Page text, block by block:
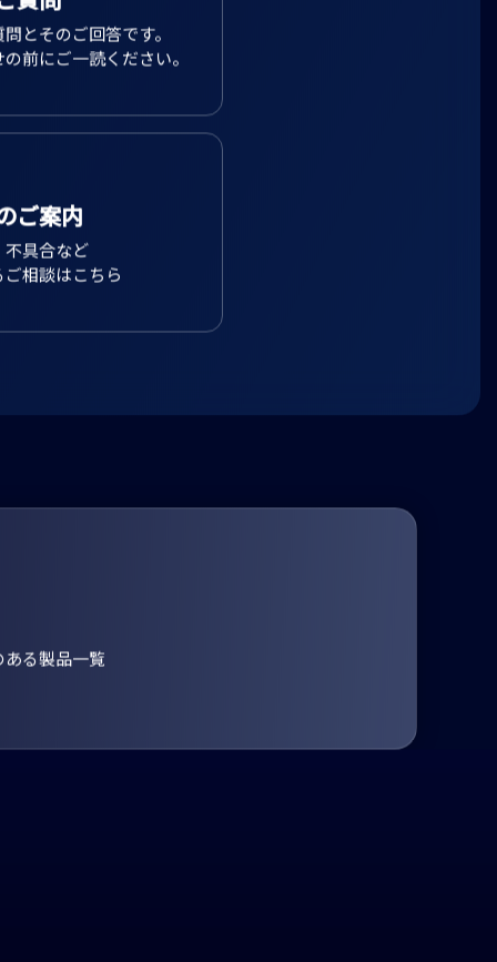
質問
とそのご回答です。
前にご一読ください。
ご案内
具合など
相談はこちら
る製品一覧